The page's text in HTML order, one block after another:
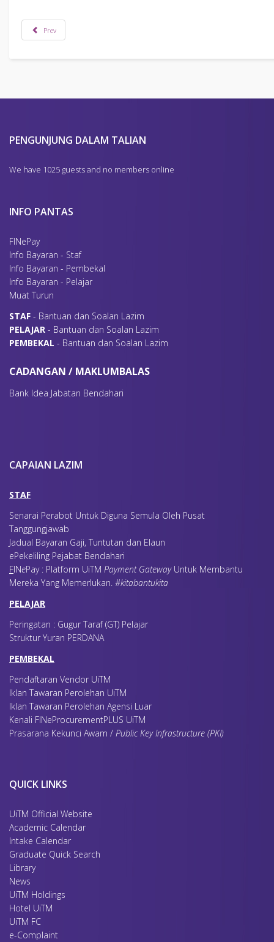
Prev
PENGUNJUNG DALAM TALIAN
We have 1025 guests and no members online
INFO PANTAS
FINePay
Info Bayaran - Staf
Info Bayaran - Pembekal
Info Bayaran - Pelajar
Muat Turun
STAF - Bantuan dan Soalan Lazim
PELAJAR - Bantuan dan Soalan Lazim
PEMBEKAL - Bantuan dan Soalan Lazim
CADANGAN / MAKLUMBALAS
Bank Idea Jabatan Bendahari
CAPAIAN LAZIM
STAF
Senarai Perabot Untuk Diguna Semula Oleh Pusat
Tanggungjawab
Jadual Bayaran Gaji, Tuntutan dan Elaun
ePekeliling Pejabat Bendahari
FINePay : Platform UiTM Payment GatewayUntuk Membantu
Mereka Yang Memerlukan. #kitabantukita
PELAJAR
Peringatan : Gugur Taraf (GT) Pelajar
Struktur Yuran PERDANA
PEMBEKAL
Pendaftaran Vendor UiTM
Iklan Tawaran Perolehan UiTM
Iklan Tawaran Perolehan Agensi Luar
Kenali FINeProcurementPLUS UiTM
Prasarana Kekunci Awam / Public Key Infrastructure (PKI)
QUICK LINKS
UiTM Official Website
Academic Calendar
Intake Calendar
Graduate Quick Search
Library
News
UiTM Holdings
Hotel UiTM
UiTM FC
e-Complaint